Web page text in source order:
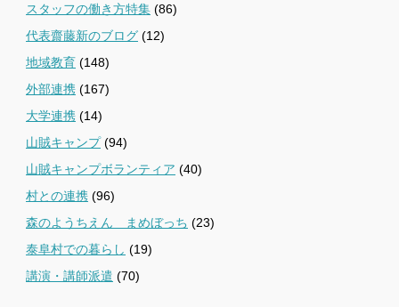
スタッフの働き方特集 (86)
代表齋藤新のブログ (12)
地域教育 (148)
外部連携 (167)
大学連携 (14)
山賊キャンプ(94)
山賊キャンプボランティア (40)
村との連携 (96)
森のようちえん まめぼっち (23)
泰阜村での暮らし (19)
講演・講師派遣 (70)